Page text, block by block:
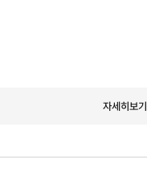
자세히보기